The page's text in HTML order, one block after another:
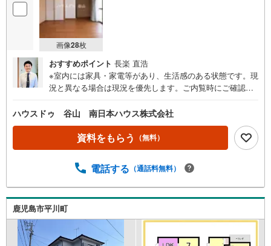
画像28枚
おすすめポイント 長楽 直浩
※室内には家具・家電等があり、生活感のある状態です。現
況と異なる場合は現況を優先します。ご内覧時にご確認く
位野駅まで歩14分・平屋建て・4DK・のどかな景観の広が
るロケーション・喜入、川辺方面へもアクセス良好●主な周
辺環境・福平小学校まで徒歩18分（約1400m）・福平中学
校まで徒歩22分（約1700m）・JR五位野駅まで徒歩14分
（約1800m）・タイヨー光山店まで徒歩38分（約3000
島銀行 坂之上支店まで徒歩40分（約3200m）・平川動物園
まで徒歩14分（約1100m）・ふるさと物産館まで徒歩30分
（約2400m）
ハウスドゥ 谷山 南日本ハウス株式会社
資料をもらう （無料）
電話する （通話料無料）
鹿児島市平川町